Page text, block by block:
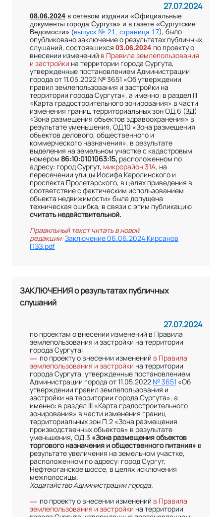
27.07.2024
08.06.2024 в сетевом издании «Официальные
документы города Сургута» и в газете «Сургутские
Ведомости» (выпуск № 21, страница 17), было
опубликовано заключение о результатах публичных
слушаний, состоявшихся 03.06.2024 по проекту о
внесении изменений в Правила землепользования
и застройки на территории города Сургута,
утвержденные постановлением Администрации
города от 11.05.2022 № 3651 «Об утверждении
правил землепользования и застройки на
территории города Сургута», а именно: в раздел III
«Карта градостроительного зонирования» в части
изменения границ территориальных зон ОД.6 (ЗД)
«Зона размещения объектов здравоохранения» в
результате уменьшения, ОД.10 «Зона размещения
объектов делового, общественного и
коммерческого назначения», в результате
выделения на земельном участке с кадастровым
номером 86:10:0101063:15, расположенном по
адресу: город Сургут, микрорайон 31А, на
пересечении улицы Иосифа Каролинского и
проспекта Пролетарского, в целях приведения в
соответствие с фактическим использованием
объекта недвижимости» была допущена
техническая ошибка, в связи с этим публикацию
считать недействительной.
Правильный текст читать в новой
редакции:Заключение 06.06.2024 Кирсанов
ПЗЗ.pdf
ЗАКЛЮЧЕНИЯ о результатах публичных
слушаний
27.07.2024
по проектам о внесении изменений в Правила
землепользования и застройки на территории
города Сургута:
— по проекту о внесении изменений в Правила
землепользования и застройки на территории
города Сургута, утвержденные постановлением
Администрации города от 11.05.2022 № 3651 «Об
утверждении правил землепользования и
застройки на территории города Сургута», а
именно: в раздел III «Карта градостроительного
зонирования» в части изменения границ
территориальных зон П.2 «Зона размещения
производственных объектов» в результате
уменьшения, ОД.3 «Зона размещения объектов
торгового назначения и общественного питания» в
результате увеличения на земельном участке,
расположенном по адресу: город Сургут,
Нефтеюганское шоссе, в целях исключения
межполосицы.
Ходатайство Администрации города.
— по проекту о внесении изменений в Правила
землепользования и застройки на территории